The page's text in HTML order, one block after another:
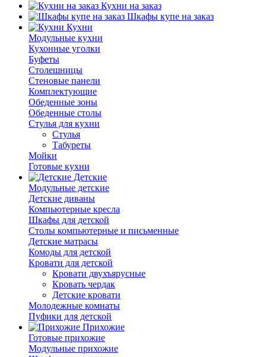
Кухни на заказ
Шкафы купе на заказ
Кухни
Модульные кухни
Кухонные уголки
Буфеты
Столешницы
Стеновые панели
Комплектующие
Обеденные зоны
Обеденные столы
Стулья для кухни
Cтулья
Табуреты
Мойки
Готовые кухни
Детские
Модульные детские
Детские диваны
Компьютерные кресла
Шкафы для детской
Столы компьютерные и письменные
Детские матрасы
Комоды для детской
Кровати для детской
Кровати двухъярусные
Кровать чердак
Детские кровати
Молодежные комнаты
Пуфики для детской
Прихожие
Готовые прихожие
Модульные прихожие